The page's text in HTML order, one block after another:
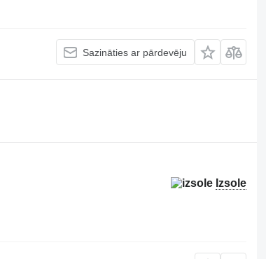
Sazināties ar pārdevēju
Izsole